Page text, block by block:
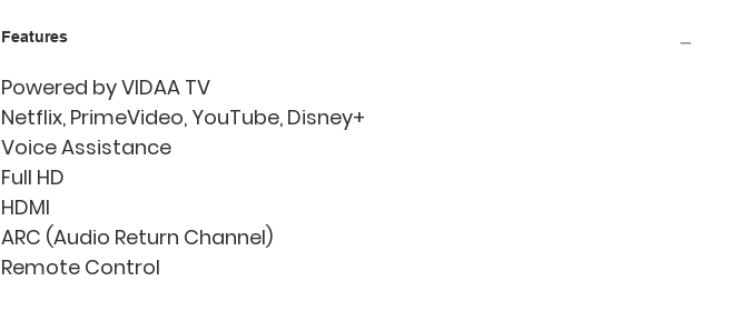
Features
Powered by VIDAA TV
Netflix, PrimeVideo, YouTube, Disney+
Voice Assistance
Full HD
HDMI
ARC (Audio Return Channel)
Remote Control